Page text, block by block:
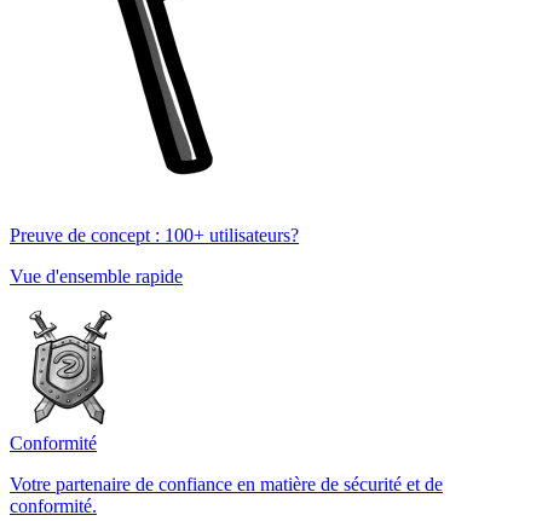
Preuve de concept : 100+ utilisateurs?
Vue d'ensemble rapide
Conformité
Votre partenaire de confiance en matière de sécurité et de
conformité.